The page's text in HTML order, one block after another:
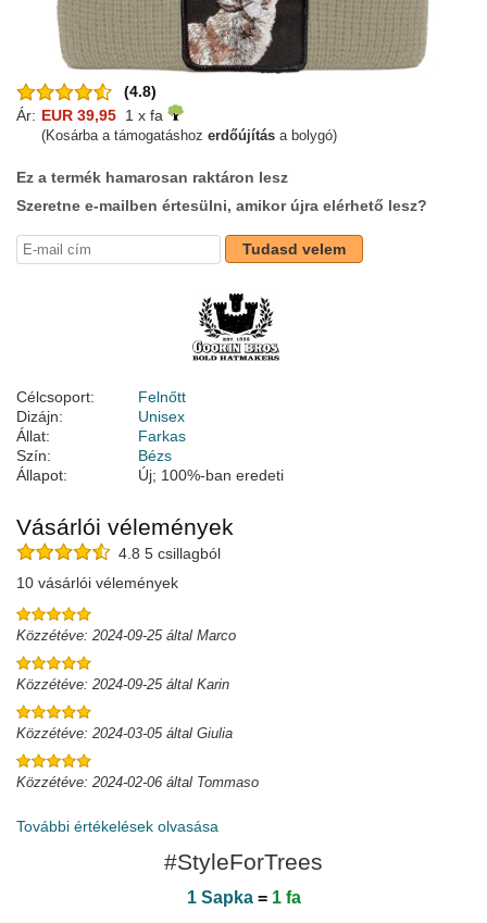
(4.8)
Ár: EUR 39,95 1 x fa
(Kosárba a támogatáshoz erdőújítás a bolygó)
Ez a termék hamarosan raktáron lesz
Szeretne e-mailben értesülni, amikor újra elérhető lesz?
Tudasd velem
Célcsoport:
Felnőtt
Dizájn:
Unisex
Állat:
Farkas
Szín:
Bézs
Állapot:
Új; 100%-ban eredeti
Vásárlói vélemények
4.8 5 csillagból
10 vásárlói vélemények
Közzétéve: 2024-09-25 által Marco
Közzétéve: 2024-09-25 által Karin
Közzétéve: 2024-03-05 által Giulia
Közzétéve: 2024-02-06 által Tommaso
További értékelések olvasása
#StyleForTrees
1 Sapka= 1 fa